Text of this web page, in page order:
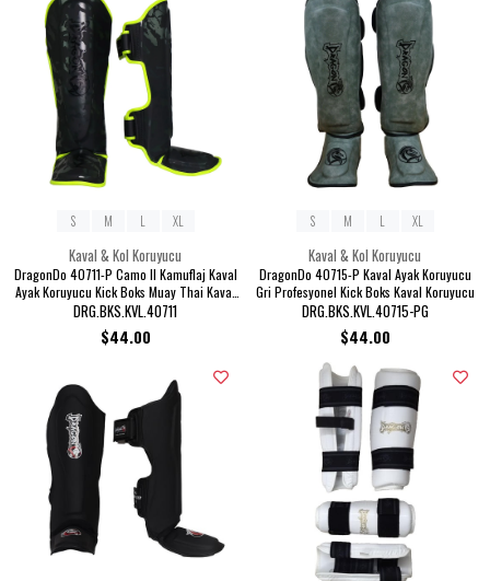
Kaval & Kol Koruyucu
DragonDo 40711-P Camo II Kamuflaj Kaval
Ayak Koruyucu Kick Boks Muay Thai Kaval
Koruyucu
DRG.BKS.KVL.40711
$44.00
S M L XL
Kaval & Kol Koruyucu
DragonDo 40715-P Kaval Ayak Koruyucu
Gri Profesyonel Kick Boks Kaval Koruyucu
DRG.BKS.KVL.40715-PG
$44.00
S M L XL